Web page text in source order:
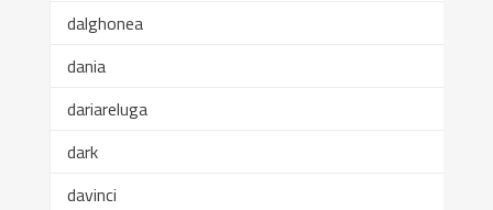
dalghonea
dania
dariareluga
dark
davinci